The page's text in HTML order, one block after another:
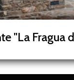
"La Fragua